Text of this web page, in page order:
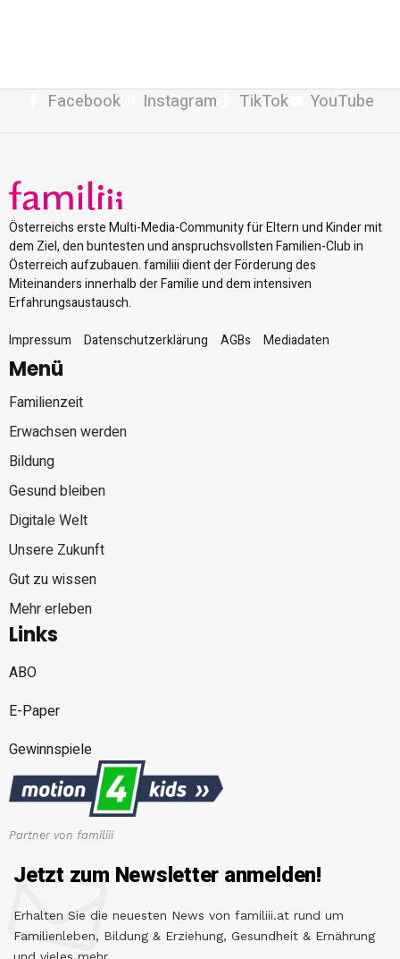
Facebook Instagram TikTok YouTube
Österreichs erste Multi-Media-Community für Eltern und Kinder mit
dem Ziel, den buntesten und anspruchsvollsten Familien-Club in
Österreich aufzubauen. familiii dient der Förderung des
Miteinanders innerhalb der Familie und dem intensiven
Erfahrungsaustausch.
Impressum
Datenschutzerklärung AGBs Mediadaten
Menü
Familienzeit
Erwachsen werden
Bildung
Gesund bleiben
Digitale Welt
Unsere Zukunft
Gut zu wissen
Mehr erleben
Links
ABO
E-Paper
Gewinnspiele
Partner von familiii
Jetzt zum Newsletter anmelden!
Erhalten Sie die neuesten News von familiii.at rund um
Familienleben, Bildung & Erziehung, Gesundheit & Ernährung
und vieles mehr...